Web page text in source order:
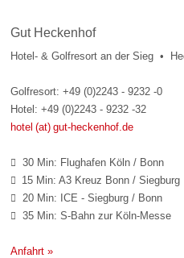
Gut Heckenhof
Hotel- & Golfresort an der Sieg •
Golfresort: +49 (0)2243 - 9232 -0
Hotel: +49 (0)2243 - 9232 -32
hotel (at) gut-heckenhof.de
 30 Min: Flughafen Köln / Bonn
 15 Min: A3 Kreuz Bonn / Siegburg
 20 Min: ICE - Siegburg / Bonn
 35 Min: S-Bahn zur Köln-Messe
Anfahrt »